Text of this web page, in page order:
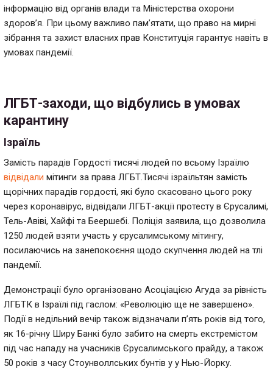
інформацію від органів влади та Міністерства охорони
здоров’я. При цьому важливо пам’ятати, що право на мирні
зібрання та захист власних прав Конституція гарантує навіть в
умовах пандемії.
ЛГБТ-заходи, що відбулись в умовах
карантину
Ізраїль
Замість парадів Гордості тисячі людей по всьому Ізраїлю
відвідали мітинги за права ЛГБТ.Тисячі ізраїльтян замість
щорічних парадів гордості, які було скасовано цього року
через коронавірус, відвідали ЛГБТ-акції протесту в Єрусалимі,
Тель-Авіві, Хайфі та Беершебі. Поліція заявила, що дозволила
1250 людей взяти участь у єрусалимському мітингу,
посилаючись на занепокоєння щодо скупчення людей на тлі
пандемії.
Демонстрації було організовано Асоціацією Агуда за рівність
ЛГБТК в Ізраїлі під гаслом: «Революцію ще не завершено».
Події в недільний вечір також відзначали п’ять років від того,
як 16-річну Ширу Банкі було забито на смерть екстремістом
під час нападу на учасників Єрусалимського прайду, а також
50 років з часу Стоунволлських бунтів у у Нью-Йорку.